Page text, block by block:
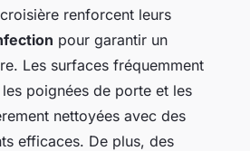
renforcent leurs
pour garantir un
Les surfaces fréquemment
poignées de porte et les
nettoyées avec des
efficaces. De plus, des